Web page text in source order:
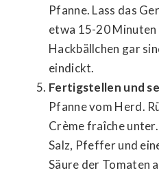
Pfanne. Lass das
etwa 15-20 Minuten
Hackbällchen gar
eindickt.
Fertigstellen und
Pfanne vom Herd.
Crème fraîche
Salz, Pfeffer und
Säure der Tomaten